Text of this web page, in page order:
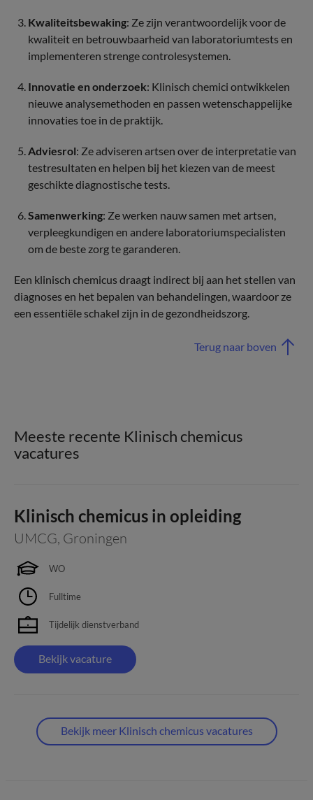
Kwaliteitsbewaking: Ze zijn verantwoordelijk voor de
kwaliteit en betrouwbaarheid van laboratoriumtests en
implementeren strenge controlesystemen.
Innovatie en onderzoek: Klinisch chemici ontwikkelen
nieuwe analysemethoden en passen wetenschappelijke
innovaties toe in de praktijk.
Adviesrol: Ze adviseren artsen over de interpretatie van
testresultaten en helpen bij het kiezen van de meest
geschikte diagnostische tests.
Samenwerking: Ze werken nauw samen met artsen,
verpleegkundigen en andere laboratoriumspecialisten
om de beste zorg te garanderen.
Een klinisch chemicus draagt indirect bij aan het stellen van
diagnoses en het bepalen van behandelingen, waardoor ze
een essentiële schakel zijn in de gezondheidszorg.
Terug naar boven
Meeste recente Klinisch chemicus
vacatures
Klinisch chemicus in opleiding
UMCG, Groningen
WO
Fulltime
Tijdelijk dienstverband
Bekijk vacature
Bekijk meer Klinisch chemicus vacatures